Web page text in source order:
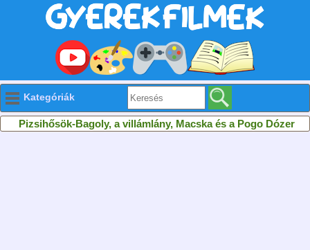
Kategóriák
Pizsihősök-Bagoly, a villámlány, Macska és a Pogo Dózer